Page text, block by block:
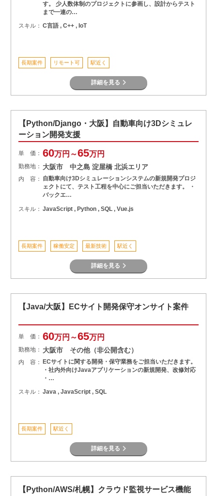
す。 少人数体制のプロジェクトに参画し、設計からテスト
まで一連の…
スキル： C言語 , C++ , IoT
長期案件 リモート可 駅近く
詳細を見る
【Python/Django・大阪】自動車向け3Dシミュレ
ーション開発支援
単 価： 60万円～65万円
勤務地： 大阪市 中之島 淀屋橋 北浜エリア
内 容： 自動車向け3Dシミュレーションシステムの新規開発プロジ
ェクトにて、テスト工程を中心にご担当いただきます。 ・
バックエ…
スキル： JavaScript , Python , SQL , Vue.js
長期案件 稼働安定 最新技術 駅近く
詳細を見る
【Java/大阪】ECサイト開発保守オンサイト案件
単 価： 60万円～65万円
勤務地： 大阪市 その他（非公開含む）
内 容： ECサイトに関する開発・保守業務をご担当いただきます。
・社内外向けJavaアプリケーションの新規開発、改修対応
・…
スキル： Java , JavaScript , SQL
長期案件 駅近く
詳細を見る
【Python/AWS/札幌】クラウド監視サービス機能